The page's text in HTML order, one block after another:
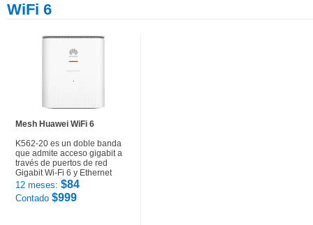
WiFi 6
Mesh Huawei WiFi 6
K562-20 es un doble banda
que admite acceso gigabit a
través de puertos de red
Gigabit Wi-Fi 6 y Ethernet
12 meses: $84
Contado $999